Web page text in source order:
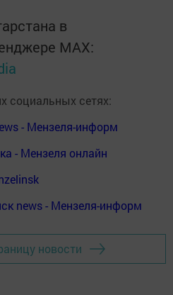
в
MАХ:
социальных сетях:
- Мензеля-информ
- Мензеля онлайн
news - Мензеля-информ
новости